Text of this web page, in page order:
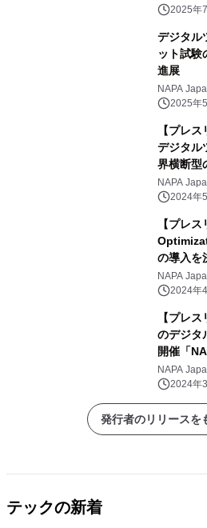
2025年
デジタル
ット試験
進展
NAPA
2025年
【プレ
デジタル
界横断型
NAPA
2024年
【プレ
の導入を
NAPA
2024年
【プレ
のデジタ
開催「
ー」のご
NAPA
2024年
発行者のリリースを
テックの新着